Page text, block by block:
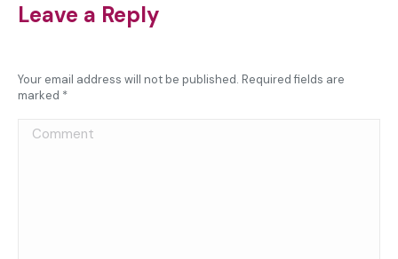
Leave a Reply
Your email address will not be published. Required fields are
marked *
Comment